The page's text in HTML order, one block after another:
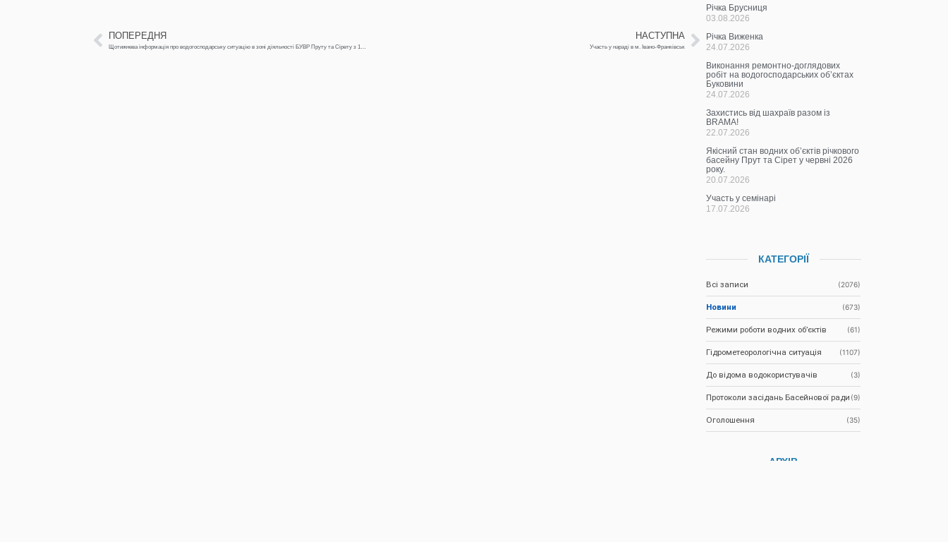
ПОПЕРЕДНЯ
Щотижнева інформація про водогосподарську ситуацію в зоні діяльності БУВР Пруту та Сірету з 13 лютого по 20 лютого 2024 р.
НАСТУПНА
Участь у нараді в м. Івано-Франківськ
Річка Брусниця
03.08.2026
Річка Виженка
24.07.2026
Виконання ремонтно-доглядових
робіт на водогосподарських об’єктах
Буковини
24.07.2026
Захистись від шахраїв разом із
BRAMA!
22.07.2026
Якісний стан водних об’єктів річкового
басейну Прут та Сірет у червні 2026
року.
20.07.2026
Участь у семінарі
17.07.2026
КАТЕГОРІЇ
Всі записи (2076)
Новини (673)
Режими роботи водних об’єктів (61)
Гідрометеорологічна ситуація (1107)
До відома водокористувачів (3)
Протоколи засідань Басейнової ради (9)
Оголошення (35)
АРХІВ